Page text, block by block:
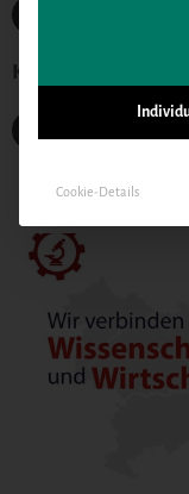
Kategorien
Cookie-Details